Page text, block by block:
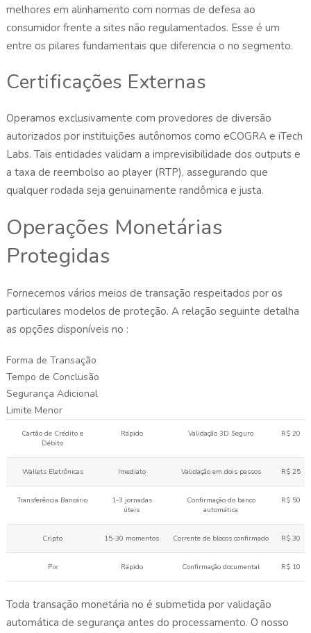
melhores em alinhamento com normas de defesa ao
consumidor frente a sites não regulamentados. Esse é um
entre os pilares fundamentais que diferencia o no segmento.
Certificações Externas
Operamos exclusivamente com provedores de diversão
autorizados por instituições autônomos como eCOGRA e iTech
Labs. Tais entidades validam a imprevisibilidade dos outputs e
a taxa de reembolso ao player (RTP), assegurando que
qualquer rodada seja genuinamente randômica e justa.
Operações Monetárias
Protegidas
Fornecemos vários meios de transação respeitados por os
particulares modelos de proteção. A relação seguinte detalha
as opções disponíveis no :
Forma de Transação
Tempo de Conclusão
Segurança Adicional
Limite Menor
Cartão de Crédito e
Débito
Rápido Validação 3D Seguro R$ 20
Wallets Eletrônicas Imediato Validação em dois passos R$ 25
Transferência Bancário
1-3 jornadas
úteis
Confirmação do banco
automática
R$ 50
Cripto 15-30 momentos Corrente de blocos confirmado R$ 30
Pix Rápido Confirmação documental R$ 10
Toda transação monetária no é submetida por validação
automática de segurança antes do processamento. O nosso